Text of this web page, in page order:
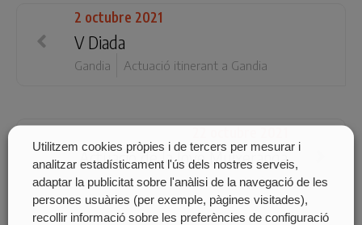
2 octubre 2021
V Diada
Gandia Actuació itinerant a Gandia
22 octubre 2021
Actuació de la Jove Muixeranga
València
Utilitzem cookies pròpies i de tercers per mesurar i
analitzar estadísticament l'ús dels nostres serveis,
adaptar la publicitat sobre l'anàlisi de la navegació de les
persones usuàries (per exemple, pàgines visitades),
recollir informació sobre les preferències de configuració